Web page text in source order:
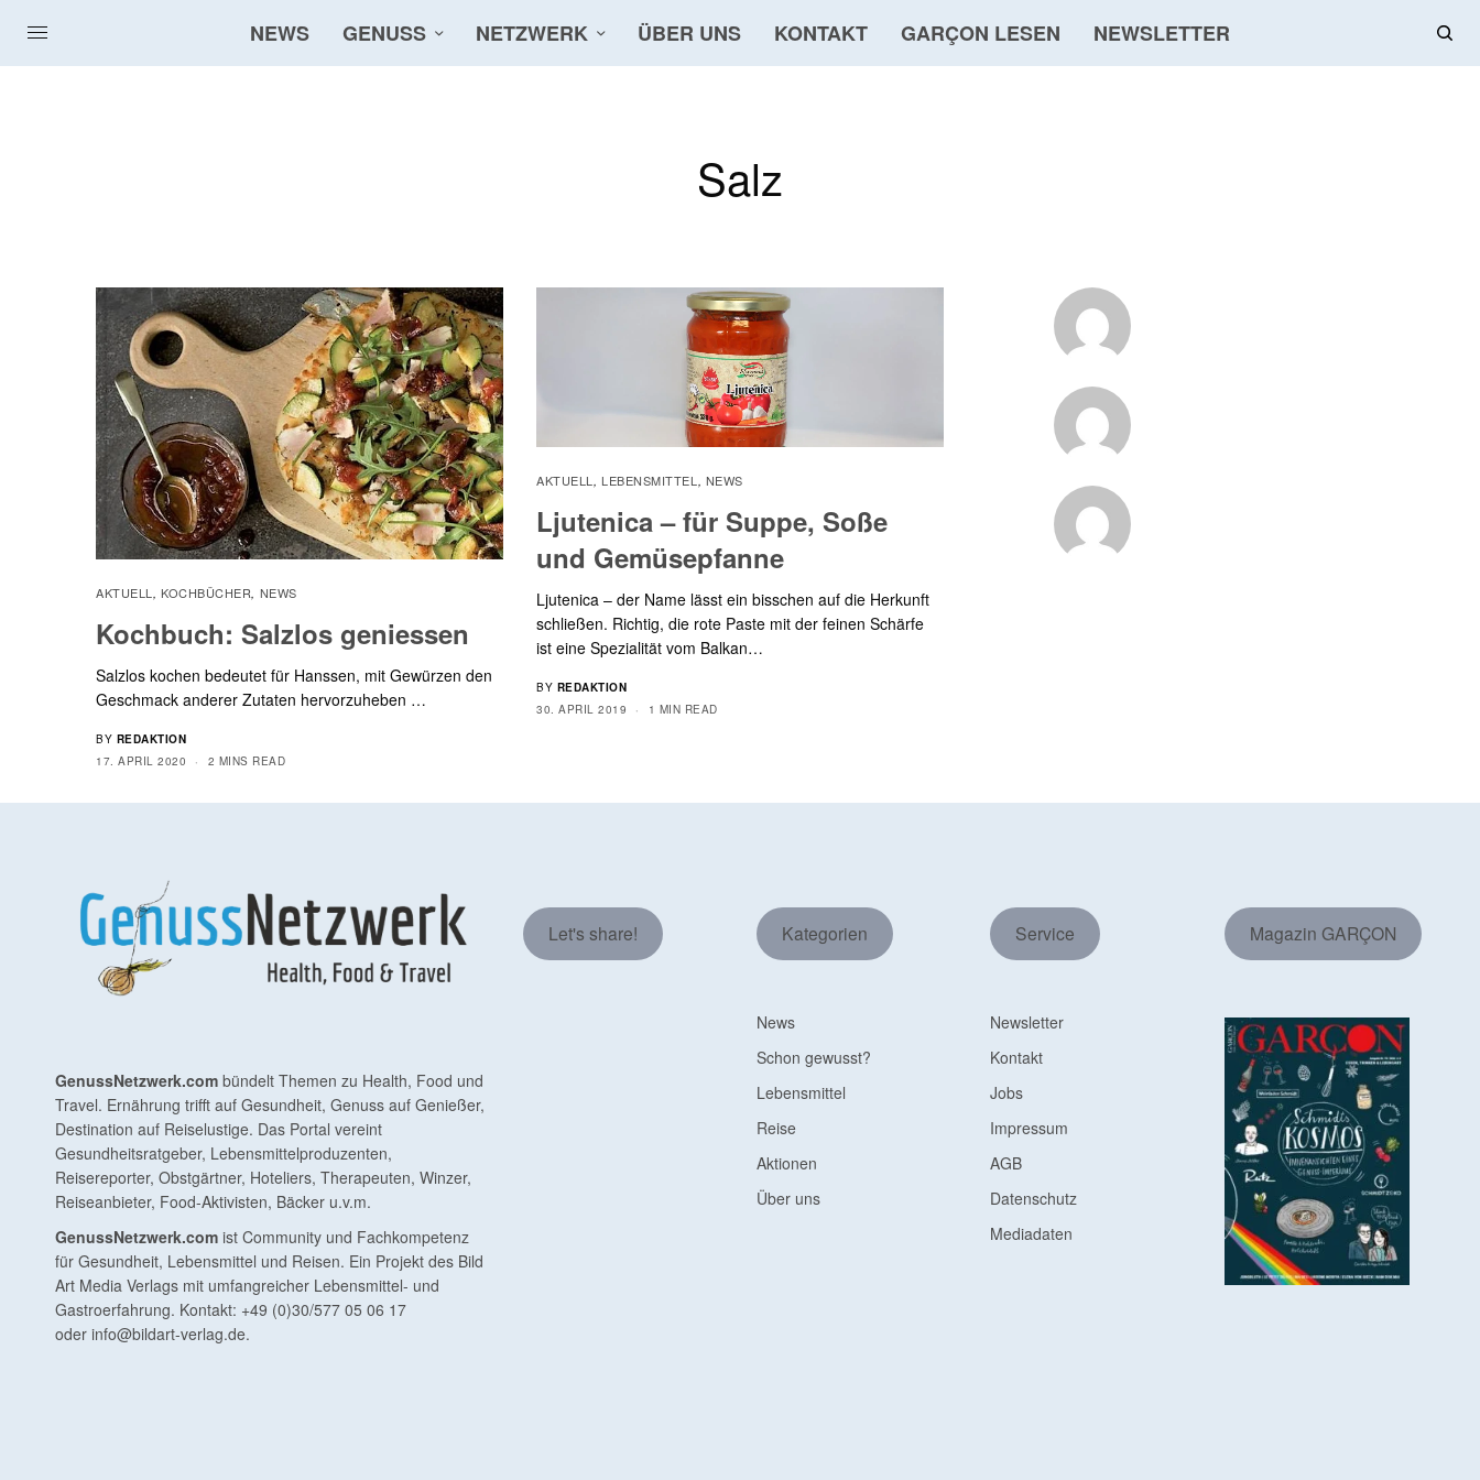
NEWS GENUSS NETZWERK ÜBER UNS KONTAKT GARÇON LESEN NEWSLETTER
Salz
AKTUELL , KOCHBÜCHER, NEWS
Kochbuch: Salzlos geniessen
Salzlos kochen bedeutet für Hanssen, mit Gewürzen den
Geschmack anderer Zutaten hervorzuheben …
BY REDAKTION
17. APRIL 2020
2 MINS READ
AKTUELL, LEBENSMITTEL, NEWS
Ljutenica – für Suppe, Soße
und Gemüsepfanne
Ljutenica – der Name lässt ein bisschen auf die Herkunft
schließen. Richtig, die rote Paste mit der feinen Schärfe
ist eine Spezialität vom Balkan…
BY REDAKTION
30. APRIL 2019
1 MIN READ
GenussNetzwerk.com bündelt Themen zu Health, Food und
Travel. Ernährung trifft auf Gesundheit, Genuss auf Genießer,
Destination auf Reiselustige. Das Portal vereint
Gesundheitsratgeber, Lebensmittelproduzenten,
Reisereporter, Obstgärtner, Hoteliers, Therapeuten, Winzer,
Reiseanbieter, Food-Aktivisten, Bäcker u.v.m.
GenussNetzwerk.com ist Community und Fachkompetenz
für Gesundheit, Lebensmittel und Reisen. Ein Projekt des Bild
Art Media Verlags mit umfangreicher Lebensmittel- und
Gastroerfahrung. Kontakt: +49 (0)30/577 05 06 17
oder info@bildart-verlag.de.
Let's share! Kategorien
News
Schon gewusst?
Lebensmittel
Reise
Aktionen
Über uns
Service
Newsletter
Kontakt
Jobs
Impressum
AGB
Datenschutz
Mediadaten
Magazin GARÇON